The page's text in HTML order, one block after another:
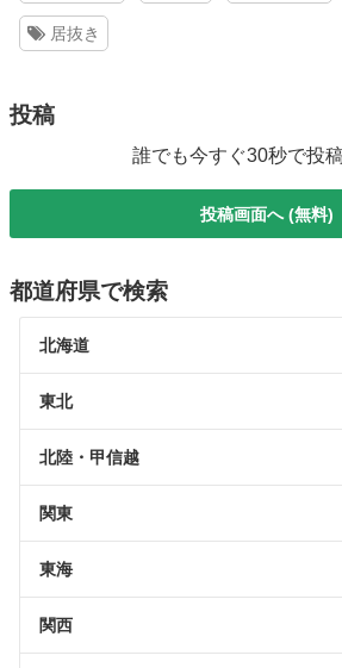
居抜き
投稿
誰でも今すぐ30秒で投
投稿画面へ (無料)
都道府県で検索
北海道
東北
北陸・甲信越
関東
東海
関西